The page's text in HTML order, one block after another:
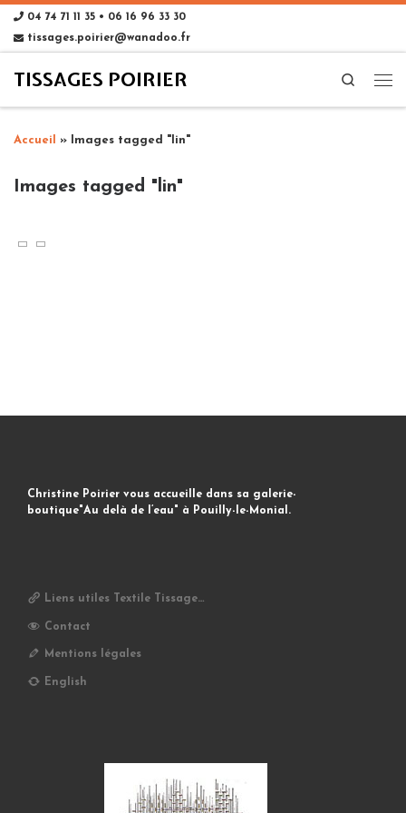
04 74 71 11 35 • 06 16 96 33 30
tissages.poirier@wanadoo.fr
TISSAGES POIRIER Search
Accueil » Images tagged "lin"
Images tagged "lin"
Christine Poirier vous accueille dans sa galerie-
boutique"Au delà de l’eau" à Pouilly-le-Monial.
Liens utiles Textile Tissage…
Contact
Mentions légales
English